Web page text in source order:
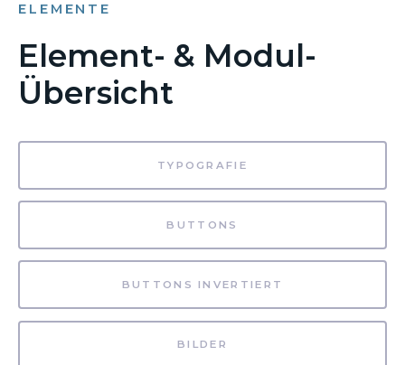
ELEMENTE
Element- & Modul-
Übersicht
TYPOGRAFIE
BUTTONS
BUTTONS INVERTIERT
BILDER